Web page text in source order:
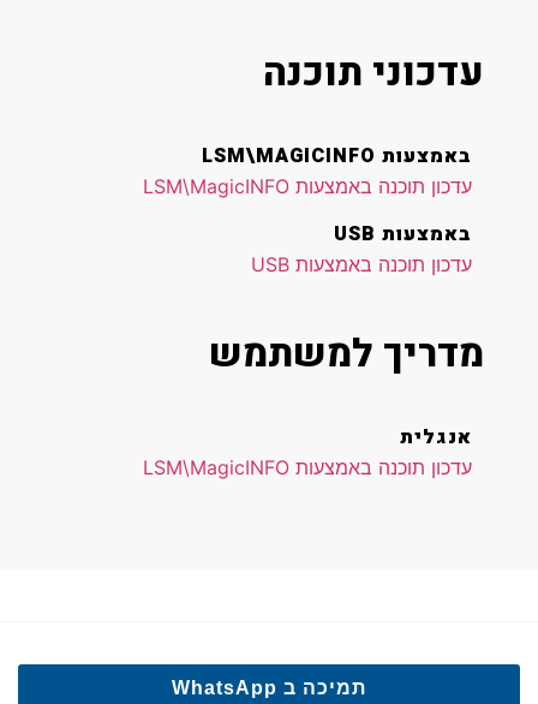
עדכוני תוכנה
באמצעות LSM\MAGICINFO
עדכון תוכנה באמצעות LSM\MagicINFO
באמצעות USB
עדכון תוכנה באמצעות USB
מדריך למשתמש
אנגלית
עדכון תוכנה באמצעות LSM\MagicINFO
תמיכה ב WhatsApp